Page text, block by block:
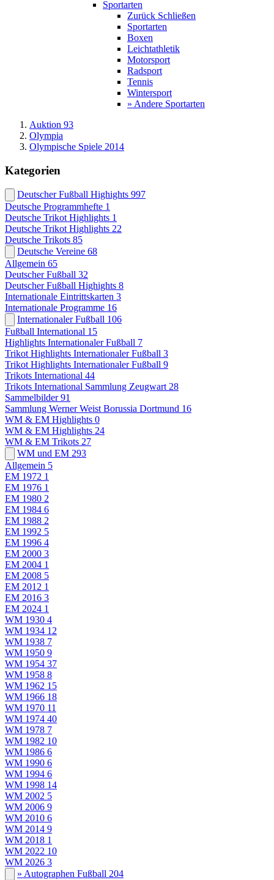
Sportarten
Zurück Schließen
Sportarten
Boxen
Leichtathletik
Motorsport
Radsport
Tennis
Wintersport
» Andere Sportarten
Auktion 93
Olympia
Olympische Spiele 2014
Kategorien
Deutscher Fußball Highights 997
Deutsche Programmhefte 1
Deutsche Trikot Highlights 1
Deutsche Trikot Highlights 22
Deutsche Trikots 85
Deutsche Vereine 68
Allgemein 65
Deutscher Fußball 32
Deutscher Fußball Highights 8
Internationale Eintrittskarten 3
Internationale Programme 16
Internationaler Fußball 106
Fußball International 15
Highlights Internationaler Fußball 7
Trikot Highlights Internationaler Fußball 3
Trikot Highlights Internationaler Fußball 9
Trikots International 44
Trikots International Sammlung Zeugwart28
Sammelbilder 91
Sammlung Werner Weist Borussia Dortmund 16
WM & EM Highlights 0
WM & EM Highlights 24
WM & EM Trikots 27
WM und EM 293
Allgemein 5
EM 1972 1
EM 1976 1
EM 1980 2
EM 1984 6
EM 1988 2
EM 1992 5
EM 1996 4
EM 2000 3
EM 2004 1
EM 2008 5
EM 2012 1
EM 2016 3
EM 2024 1
WM 1930 4
WM 1934 12
WM 1938 7
WM 1950 9
WM 1954 37
WM 1958 8
WM 1962 15
WM 1966 18
WM 1970 11
WM 1974 40
WM 1978 7
WM 1982 10
WM 1986 6
WM 1990 6
WM 1994 6
WM 1998 14
WM 2002 5
WM 2006 9
WM 2010 6
WM 2014 9
WM 2018 1
WM 2022 10
WM 2026 3
» Autographen Fußball 204